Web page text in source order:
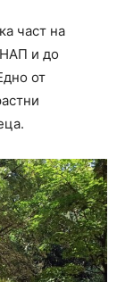
част на
НАП и до
от